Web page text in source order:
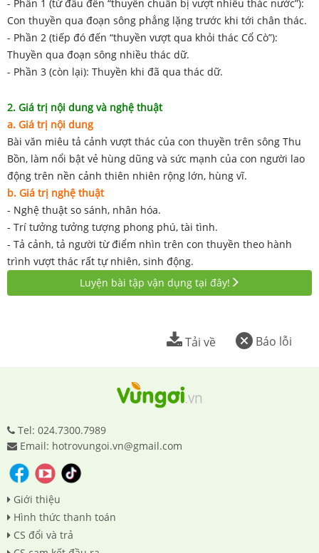
- Phần 1 (từ đầu đến “thuyền chuẩn bị vượt nhiều thác nước”):
Con thuyền qua đoạn sông phẳng lặng trước khi tới chân thác.
- Phần 2 (tiếp đó đến “thuyền vượt qua khỏi thác Cổ Cò”):
Thuyền qua đoạn sông nhiều thác dữ.
- Phần 3 (còn lại): Thuyền khi đã qua thác dữ.
2. Giá trị nội dung và nghệ thuật
a. Giá trị nội dung
Bài văn miêu tả cảnh vượt thác của con thuyền trên sông Thu
Bồn, làm nổi bật vẻ hùng dũng và sức mạnh của con người lao
động trên nền cảnh thiên nhiên rộng lớn, hùng vĩ.
b. Giá trị nghệ thuật
- Nghệ thuật so sánh, nhân hóa.
- Trí tưởng tưởng tượng phong phú, tài tình.
- Tả cảnh, tả người từ điểm nhìn trên con thuyền theo hành
trình vượt thác rất tự nhiên, sinh động.
Luyện bài tập vận dụng tại đây!
Báo lỗi
Tải về
Tel: 024.7300.7989
Email: hotrovungoi.vn@gmail.com
Giới thiệu
Hình thức thanh toán
CS đổi và trả